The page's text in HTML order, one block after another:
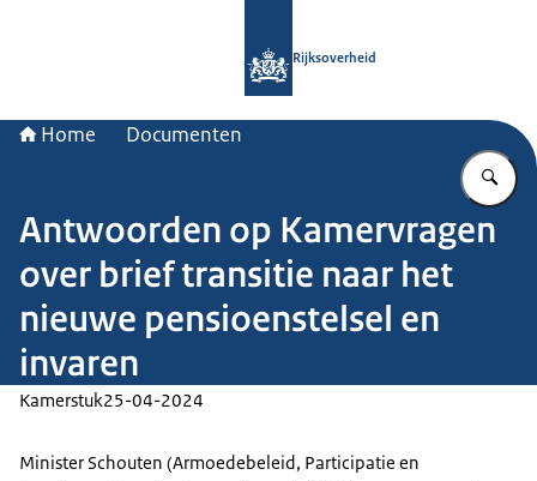
Rijksoverheid
Home Documenten
Antwoorden op Kamervragen
over brief transitie naar het
nieuwe pensioenstelsel en
invaren
Kamerstuk25-04-2024
Minister Schouten (Armoedebeleid, Participatie en